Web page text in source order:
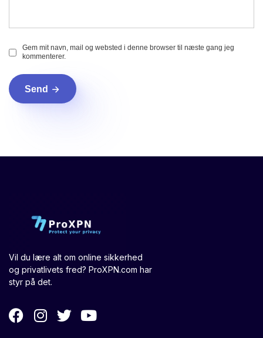
Gem mit navn, mail og websted i denne browser til næste gang jeg
kommenterer.
Send
Vil du lære alt om online sikkerhed
og privatlivets fred? ProXPN.com har
styr på det.